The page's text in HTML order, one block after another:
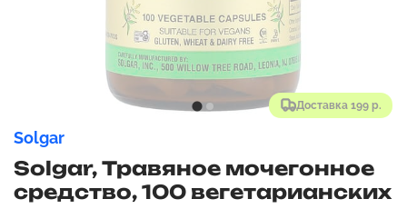
Доставка 199 р.
Solgar
Solgar, Травяное мочегонное
средство, 100 вегетарианских